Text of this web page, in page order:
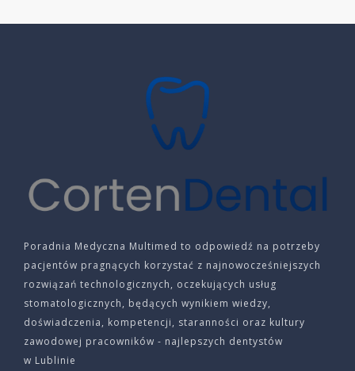
Poradnia Medyczna Multimed to odpowiedź na potrzeby
pacjentów pragnących korzystać z najnowocześniejszych
rozwiązań technologicznych, oczekujących usług
stomatologicznych, będących wynikiem wiedzy,
doświadczenia, kompetencji, staranności oraz kultury
zawodowej pracowników - najlepszych dentystów
w Lublinie